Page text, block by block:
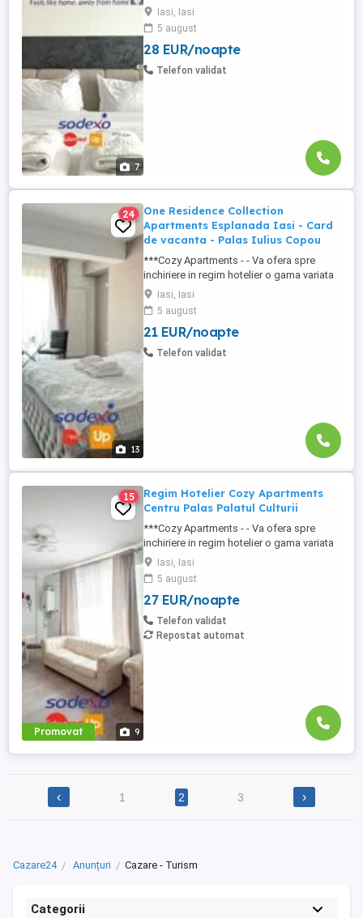
7
de apartamente si garsoniere situate in
puncte cheie ale orasului doar in
complexe rezidentiale noi: *Zona Palas
Mall - Centru - Complex Lazar Residence;
*Zona Palas Mall - Centru Complex Q
Iasi, Iasi
5 august
28 EUR/noapte
Telefon validat
13
24
One Residence Collection
Apartments Esplanada Iasi - Card
de vacanta - Palas Iulius Copou
***Cozy Apartments - - Va ofera spre
inchiriere in regim hotelier o gama variata
de apartamente si garsoniere situate in
puncte cheie ale orasului doar in
complexe rezidentiale noi: *Zona Palas
Mall - Centru - Complex Lazar Residence;
*Zona Palas Mall - Centru Complex Q
Iasi, Iasi
5 august
21 EUR/noapte
Telefon validat
Promovat 9
15
Regim Hotelier Cozy Apartments
Centru Palas Palatul Culturii
***Cozy Apartments - - Va ofera spre
inchiriere in regim hotelier o gama variata
de apartamente si garsoniere situate in
puncte cheie ale orasului doar in
complexe rezidentiale noi: *Zona Palas
Mall - Centru - Complex Lazar Residence;
*Zona Palas Mall - Centru Complex Q
Residence; *Zona Palas Mall ...
Iasi, Iasi
5 august
27 EUR/noapte
Telefon validat
Repostat automat
‹ 1 2 3 ›
Cazare24 Anunțuri Cazare - Turism
Categorii